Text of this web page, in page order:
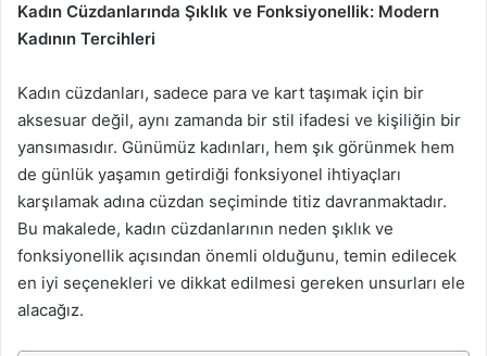
Kadın Cüzdanlarında Şıklık ve Fonksiyonellik: Modern
Kadının Tercihleri
Kadın cüzdanları, sadece para ve kart taşımak için bir
aksesuar değil, aynı zamanda bir stil ifadesi ve kişiliğin bir
yansımasıdır. Günümüz kadınları, hem şık görünmek hem
de günlük yaşamın getirdiği fonksiyonel ihtiyaçları
karşılamak adına cüzdan seçiminde titiz davranmaktadır.
Bu makalede, kadın cüzdanlarının neden şıklık ve
fonksiyonellik açısından önemli olduğunu, temin edilecek
en iyi seçenekleri ve dikkat edilmesi gereken unsurları ele
alacağız.